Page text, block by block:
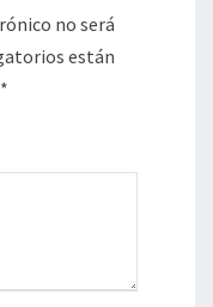
no será
están
*